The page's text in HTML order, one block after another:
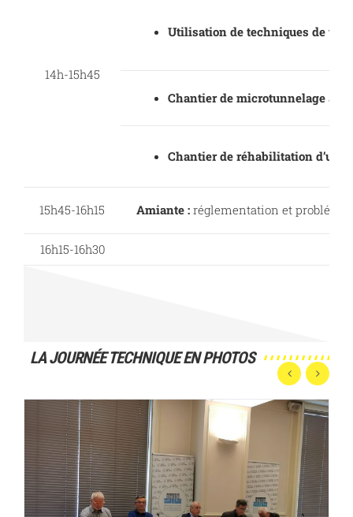
14h-15h45
Utilisation de techniques de
Chantier de microtunnelage à
Chantier de réhabilitation d’une
15h45-16h15 Amiante : réglementation et
16h15-16h30
LA JOURNÉE TECHNIQUE EN PHOTOS